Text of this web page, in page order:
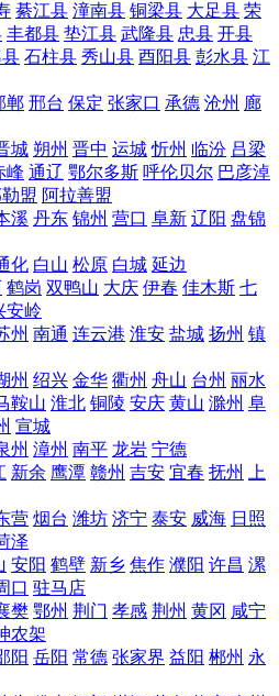
綦江县 潼南县 铜梁县 大足县 荣
丰都县 垫江县 武隆县 忠县 开县
石柱县 秀山县 酉阳县 彭水县 江
郸 邢台 保定 张家口 承德 沧州 廊
城 朔州 晋中 运城 忻州 临汾 吕梁
峰 通辽 鄂尔多斯 呼伦贝尔 巴彦淖
盟 阿拉善盟
溪 丹东 锦州 营口 阜新 辽阳 盘锦
化 白山 松原 白城 延边
鹤岗 双鸭山 大庆 伊春 佳木斯 七
安岭
州 南通 连云港 淮安 盐城 扬州 镇
州 绍兴 金华 衢州 舟山 台州 丽水
鞍山 淮北 铜陵 安庆 黄山 滁州 阜
宣城
州 漳州 南平 龙岩 宁德
新余 鹰潭 赣州 吉安 宜春 抚州
上
营 烟台 潍坊 济宁 泰安 威海 日照
泽
安阳 鹤壁 新乡 焦作 濮阳 许昌 漯
口 驻马店
樊 鄂州 荆门 孝感 荆州 黄冈 咸宁
农架
阳 岳阳 常德 张家界 益阳 郴州 永